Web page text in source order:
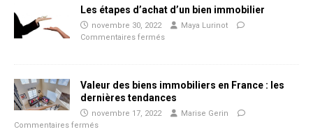
Les étapes d’achat d’un bien immobilier
novembre 30, 2022
Maya Lurinot
Commentaires fermés
Valeur des biens immobiliers en France : les
dernières tendances
novembre 17, 2022
Marise Gerin
Commentaires fermés